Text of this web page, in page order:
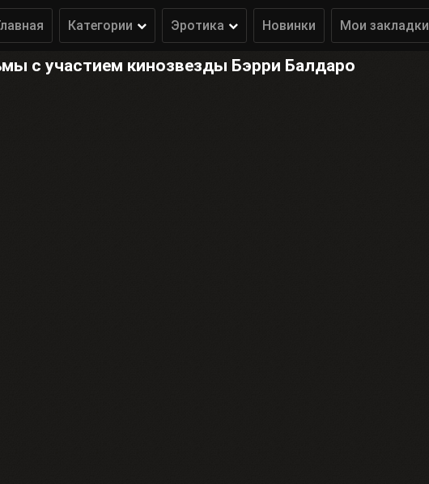
Категории Эротика Новинки Мои закладки
с участием кинозвезды Бэрри Балдаро